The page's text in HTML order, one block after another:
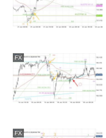
FX
FX